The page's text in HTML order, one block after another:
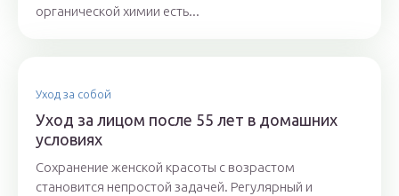
органической химии есть...
Уход за собой
Уход за лицом после 55 лет в домашних
условиях
Сохранение женской красоты с возрастом
становится непростой задачей. Регулярный и